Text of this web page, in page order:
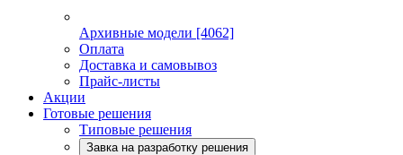
Архивные модели [4062]
Оплата
Доставка и самовывоз
Прайс-листы
Акции
Готовые решения
Типовые решения
Завка на разработку решения